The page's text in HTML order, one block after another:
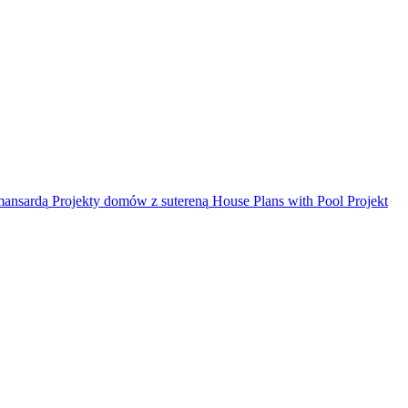
Projekty domów z sutereną House Plans with Pool Projekt